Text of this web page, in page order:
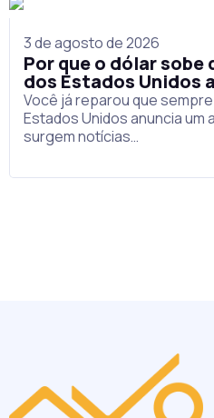
3 de agosto de 2026
Por que o dólar sobe
dos Estados Unidos
Você já reparou que
Estados Unidos anuncia
surgem notícias…